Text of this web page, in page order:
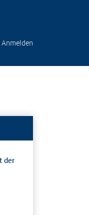
Anmelden
der